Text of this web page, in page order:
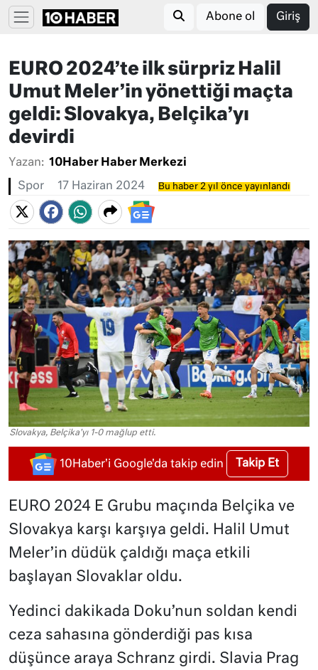
Abone ol Giriş
EURO 2024’te ilk sürpriz Halil
Umut Meler’in yönettiği maçta
geldi: Slovakya, Belçika’yı
devirdi
Yazan: 10Haber Haber Merkezi
Spor 17 Haziran 2024 Bu haber 2 yıl önce yayınlandı
Slovakya, Belçika'yı 1-0 mağlup etti.
10Haber'i Google'da takip edin Takip Et
EURO 2024 E Grubu maçında Belçika ve
Slovakya karşı karşıya geldi. Halil Umut
Meler’in düdük çaldığı maça etkili
başlayan Slovaklar oldu.
Yedinci dakikada Doku’nun soldan kendi
ceza sahasına gönderdiği pas kısa
düşünce araya Schranz girdi. Slavia Prag